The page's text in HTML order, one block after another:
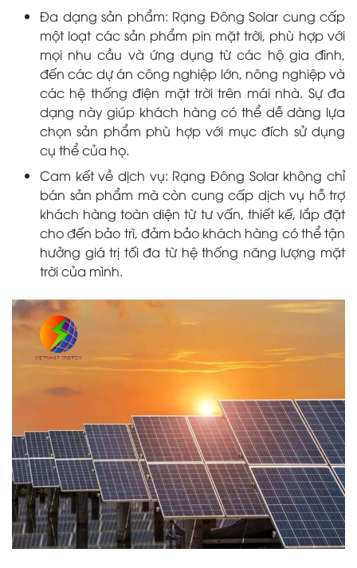
Đa dạng sản phẩm: Rạng Đông Solar cung cấp
một loạt các sản phẩm pin mặt trời, phù hợp với
mọi nhu cầu và ứng dụng từ các hộ gia đình,
đến các dự án công nghiệp lớn, nông nghiệp và
các hệ thống điện mặt trời trên mái nhà. Sự đa
dạng này giúp khách hàng có thể dễ dàng lựa
chọn sản phẩm phù hợp với mục đích sử dụng
cụ thể của họ.
Cam kết về dịch vụ: Rạng Đông Solar không chỉ
bán sản phẩm mà còn cung cấp dịch vụ hỗ trợ
khách hàng toàn diện từ tư vấn, thiết kế, lắp đặt
cho đến bảo trì, đảm bảo khách hàng có thể tận
hưởng giá trị tối đa từ hệ thống năng lượng mặt
trời của mình.